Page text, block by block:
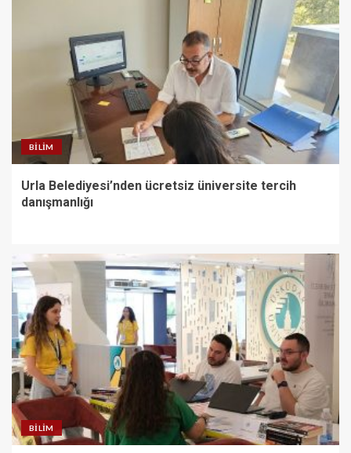
BILIM
Urla Belediyesi’nden ücretsiz üniversite tercih
danışmanlığı
BILIM